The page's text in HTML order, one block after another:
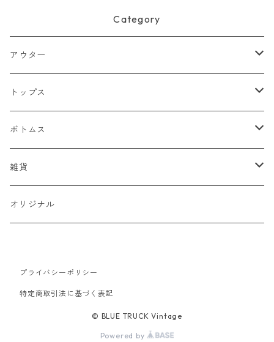
Category
アウター
ジャケット
デニムジャケット
スタジャン
ベスト
トップス
Tシャツ
半袖Tシャツ
七分・長袖Tシャツ
シャツ
半袖シャツ
スウェット
パーカー
セーター
ボトムス
デニム
チノパン
コーデュロイ
雑貨
キャップ
ベルト
オリジナル
プライバシーポリシー
特定商取引法に基づく表記
© BLUE TRUCK Vintage
Powered by